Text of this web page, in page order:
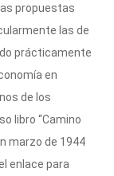
propuestas
las de
prácticamente
en
de los
libro “Camino
marzo de 1944
enlace para